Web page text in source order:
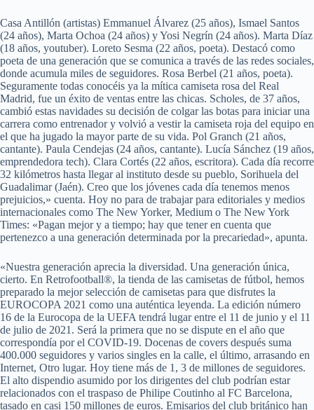
Casa Antillón (artistas) Emmanuel Álvarez (25 años), Ismael Santos
(24 años), Marta Ochoa (24 años) y Yosi Negrín (24 años). Marta Díaz
(18 años, youtuber). Loreto Sesma (22 años, poeta). Destacó como
poeta de una generación que se comunica a través de las redes sociales,
donde acumula miles de seguidores. Rosa Berbel (21 años, poeta).
Seguramente todas conocéis ya la mítica camiseta rosa del Real
Madrid, fue un éxito de ventas entre las chicas. Scholes, de 37 años,
cambió estas navidades su decisión de colgar las botas para iniciar una
carrera como entrenador y volvió a vestir la camiseta roja del equipo en
el que ha jugado la mayor parte de su vida. Pol Granch (21 años,
cantante). Paula Cendejas (24 años, cantante). Lucía Sánchez (19 años,
emprendedora tech). Clara Cortés (22 años, escritora). Cada día recorre
32 kilómetros hasta llegar al instituto desde su pueblo, Sorihuela del
Guadalimar (Jaén). Creo que los jóvenes cada día tenemos menos
prejuicios,» cuenta. Hoy no para de trabajar para editoriales y medios
internacionales como The New Yorker, Medium o The New York
Times: «Pagan mejor y a tiempo; hay que tener en cuenta que
pertenezco a una generación determinada por la precariedad», apunta.
«Nuestra generación aprecia la diversidad. Una generación única,
cierto. En Retrofootball®, la tienda de las camisetas de fútbol, hemos
preparado la mejor selección de camisetas para que disfrutes la
EUROCOPA 2021 como una auténtica leyenda. La edición número
16 de la Eurocopa de la UEFA tendrá lugar entre el 11 de junio y el 11
de julio de 2021. Será la primera que no se dispute en el año que
correspondía por el COVID-19. Docenas de covers después suma
400.000 seguidores y varios singles en la calle, el último, arrasando en
Internet, Otro lugar. Hoy tiene más de 1, 3 de millones de seguidores.
El alto dispendio asumido por los dirigentes del club podrían estar
relacionados con el traspaso de Philipe Coutinho al FC Barcelona,
tasado en casi 150 millones de euros. Emisarios del club británico han